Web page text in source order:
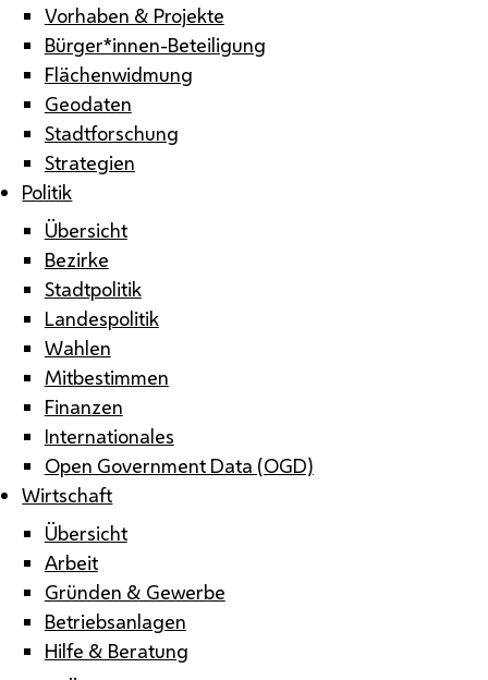
Vorhaben & Projekte
Bürger*innen-Beteiligung
Flächenwidmung
Geodaten
Stadtforschung
Strategien
Politik
Übersicht
Bezirke
Stadtpolitik
Landespolitik
Wahlen
Mitbestimmen
Finanzen
Internationales
Open Government Data (OGD)
Wirtschaft
Übersicht
Arbeit
Gründen & Gewerbe
Betriebsanlagen
Hilfe & Beratung